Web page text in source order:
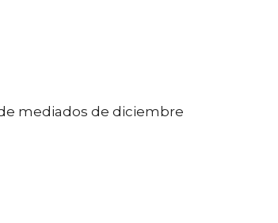
mediados de diciembre